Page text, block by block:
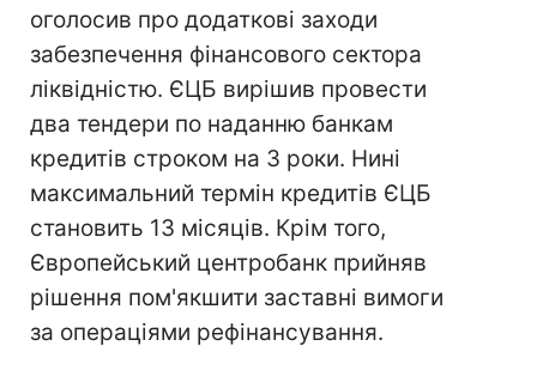
оголосив про додаткові заходи
забезпечення фінансового сектора
ліквідністю. ЄЦБ вирішив провести
два тендери по наданню банкам
кредитів строком на 3 роки. Нині
максимальний термін кредитів ЄЦБ
становить 13 місяців. Крім того,
Європейський центробанк прийняв
рішення пом'якшити заставні вимоги
за операціями рефінансування.